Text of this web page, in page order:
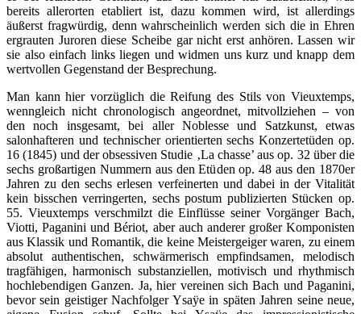
bereits allerorten etabliert ist, dazu kommen wird, ist allerdings
äußerst fragwürdig, denn wahrscheinlich werden sich die in Ehren
ergrauten Juroren diese Scheibe gar nicht erst anhören. Lassen wir
sie also einfach links liegen und widmen uns kurz und knapp dem
wertvollen Gegenstand der Besprechung.
Man kann hier vorzüglich die Reifung des Stils von Vieuxtemps,
wenngleich nicht chronologisch angeordnet, mitvollziehen – von
den noch insgesamt, bei aller Noblesse und Satzkunst, etwas
salonhafteren und technischer orientierten sechs Konzertetüden op.
16 (1845) und der obsessiven Studie ‚La chasse’ aus op. 32 über die
sechs großartigen Nummern aus den Etüden op. 48 aus den 1870er
Jahren zu den sechs erlesen verfeinerten und dabei in der Vitalität
kein bisschen verringerten, sechs postum publizierten Stücken op.
55. Vieuxtemps verschmilzt die Einflüsse seiner Vorgänger Bach,
Viotti, Paganini und Bériot, aber auch anderer großer Komponisten
aus Klassik und Romantik, die keine Meistergeiger waren, zu einem
absolut authentischen, schwärmerisch empfindsamen, melodisch
tragfähigen, harmonisch substanziellen, motivisch und rhythmisch
hochlebendigen Ganzen. Ja, hier vereinen sich Bach und Paganini,
bevor sein geistiger Nachfolger Ysaÿe in späten Jahren seine neue,